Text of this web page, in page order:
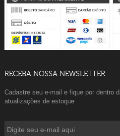
RECEBA NOSSA NEWSLETTER
Cadastre seu e-mail e fique por dentro
atualizações de estoque